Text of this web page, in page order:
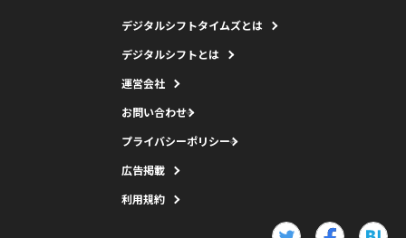
デジタルシフトタイムズとは
デジタルシフトとは
運営会社
お問い合わせ
プライバシーポリシー
広告掲載
利用規約